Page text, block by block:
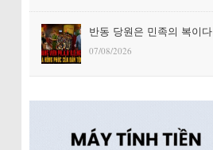
반동 당원은 민족의 복이다
07/08/2026